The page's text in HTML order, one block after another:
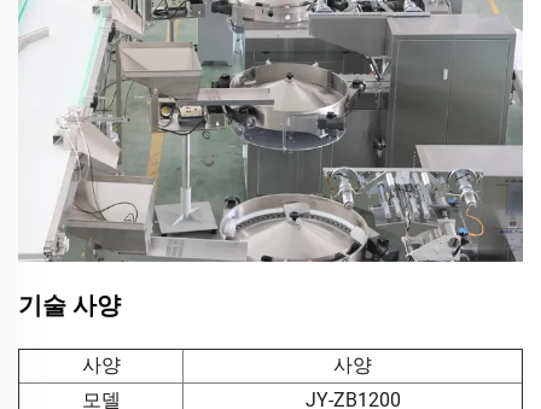
기술 사양
사양
사양
모델
JY-ZB1200